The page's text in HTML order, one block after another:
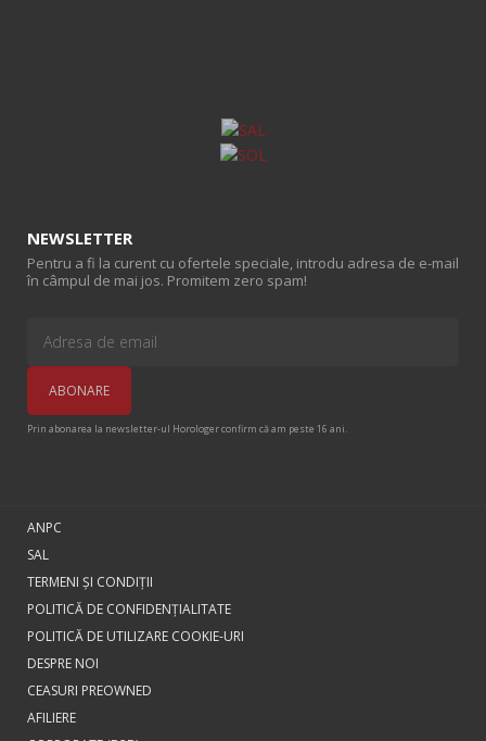
NEWSLETTER
Pentru a fi la curent cu ofertele speciale, introdu adresa de e-mail
în câmpul de mai jos. Promitem zero spam!
Prin abonarea la newsletter-ul Horologer confirm că am peste 16 ani.
ANPC
SAL
TERMENI ŞI CONDIŢII
POLITICĂ DE CONFIDENȚIALITATE
POLITICĂ DE UTILIZARE COOKIE-URI
DESPRE NOI
CEASURI PREOWNED
AFILIERE